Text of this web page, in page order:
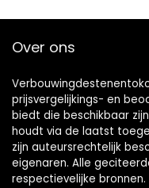
Over ons
prijsvergelijkings- en
biedt die beschikbaar
houdt via de laatst
zijn auteursrechtelijk
eigenaren. Alle
respectievelijke bronnen.